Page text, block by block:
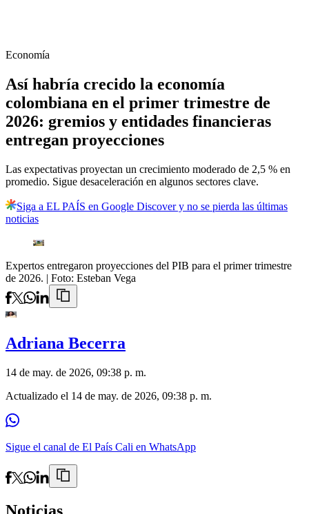
Economía
Así habría crecido la economía
colombiana en el primer trimestre de
2026: gremios y entidades financieras
entregan proyecciones
Las expectativas proyectan un crecimiento moderado de 2,5 % en
promedio. Sigue desaceleración en algunos sectores clave.
Siga a EL PAÍS en Google Discover y no se pierda las últimas
noticias
Expertos entregaron proyecciones del PIB para el primer trimestre
de 2026. | Foto: Esteban Vega
Adriana Becerra
14 de may. de 2026, 09:38 p. m.
Actualizado el 14 de may. de 2026, 09:38 p. m.
Sigue el canal de El País Cali en WhatsApp